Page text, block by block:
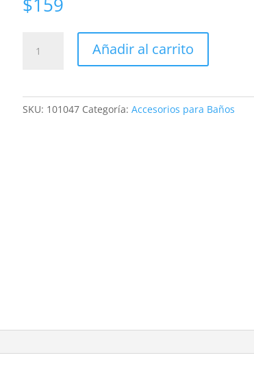
Añadir al carrito
SKU: 101047 Categoría:Accesorios para Baños